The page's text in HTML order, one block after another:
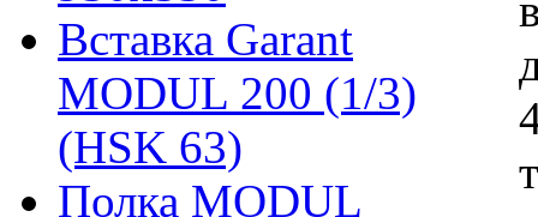
Вставка Garant
MODUL 200 (1/3)
(HSK 63)
Полка MODUL